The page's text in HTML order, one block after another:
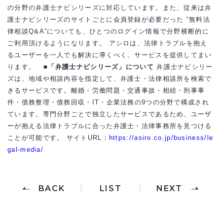
の分野の弁護士ナビシリーズに対応しています。また、従来は弁
護士ナビシリーズのサイトごとに会員登録が必要だった “無料法
律相談Q&A”についても、ひとつのログイン情報で分野横断的に
ご利用頂けるようになります。 アシロは、法律トラブルを抱え
るユーザーを一人でも解決に導くべく、サービスを提供してまい
ります。■「弁護士ナビシリーズ」について 弁護士ナビシリー
ズは、地域や相談内容を指定して、弁護士・法律相談所を検索で
きるサービスです。離婚・労働問題・交通事故・相続・刑事事
件・債務整理・債務回収・IT・企業法務の9つの分野で構成され
ています。専門分野ごとで独立したサービスであるため、ユーザ
ーが抱える法律トラブルに合った弁護士・法律事務所を見つける
ことが可能です。 サイトURL： https://asiro.co.jp/business/le
gal-media/
BACK LIST NEXT